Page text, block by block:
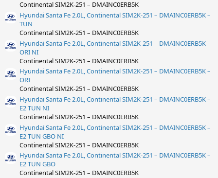
Continental SIM2K-251 – DMAINC0ERB5K
Hyundai Santa Fe 2.0L, Continental SIM2K-251 – DMAINC0ERB5K –
TUN
Continental SIM2K-251 – DMAINC0ERB5K
Hyundai Santa Fe 2.0L, Continental SIM2K-251 – DMAINC0ERB5K –
ORI NI
Continental SIM2K-251 – DMAINC0ERB5K
Hyundai Santa Fe 2.0L, Continental SIM2K-251 – DMAINC0ERB5K –
ORI
Continental SIM2K-251 – DMAINC0ERB5K
Hyundai Santa Fe 2.0L, Continental SIM2K-251 – DMAINC0ERB5K –
E2 TUN NI
Continental SIM2K-251 – DMAINC0ERB5K
Hyundai Santa Fe 2.0L, Continental SIM2K-251 – DMAINC0ERB5K –
E2 TUN GBO NI
Continental SIM2K-251 – DMAINC0ERB5K
Hyundai Santa Fe 2.0L, Continental SIM2K-251 – DMAINC0ERB5K –
E2 TUN GBO
Continental SIM2K-251 – DMAINC0ERB5K